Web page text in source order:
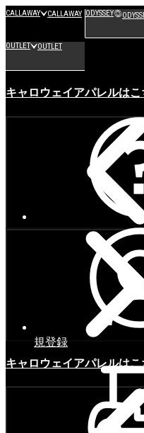
CALLAWAY CALLAWAY ODYSSEY
OUTLET OUTLET
キャロウェイアパレルはこ
キャロウェイアパレルはこ
規登録